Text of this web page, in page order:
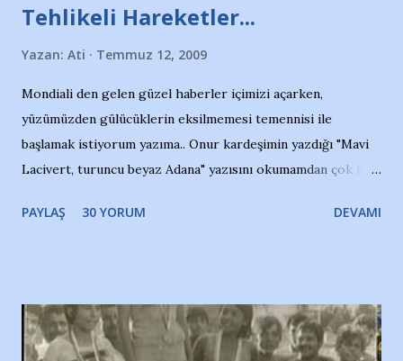
Tehlikeli Hareketler...
Yazan: Ati Temmuz 12, 2009
Mondiali den gelen güzel haberler içimizi açarken,
yüzümüzden gülücüklerin eksilmemesi temennisi ile
başlamak istiyorum yazıma.. Onur kardeşimin yazdığı "Mavi
Lacivert, turuncu beyaz Adana" yazısını okumamdan çok kısa
irkildim.. "Bursasporlu taraftarlar, İstanbul takımlarının
ve ürünlerini Bursa şehrinde görmek istemediklerini bir
protesto eylemiyle açıkladıklarını bildiriyordu.. Bu grup
PAYLAŞ 30 YORUM DEVAMI